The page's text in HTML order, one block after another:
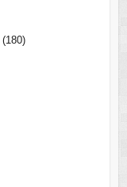
(180)